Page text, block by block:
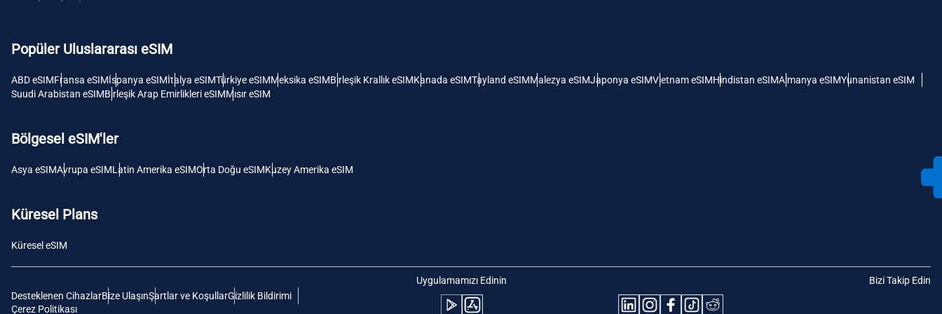
Popüler Uluslararası eSIM
ABD eSIMFransa eSIMİspanya eSIMİtalya eSIMTürkiye eSIMMeksika eSIMBirleşik Krallık eSIMKanada eSIMTayland eSIMMalezya eSIMJaponya eSIMVietnam eSIMHindistan eSIMAlmanya eSIMYunanistan eSIM
Suudi Arabistan eSIMBirleşik Arap Emirlikleri eSIMMısır eSIM
Bölgesel eSIM'ler
Asya eSIMAvrupa eSIMLatin Amerika eSIMOrta Doğu eSIMKuzey Amerika eSIM
Küresel Plans
Küresel eSIM
Desteklenen CihazlarBize UlaşınŞartlar ve KoşullarGizlilik Bildirimi
Çerez Politikası
Uygulamamızı Edinin Bizi Takip Edin
THB - Tayland Bahtı